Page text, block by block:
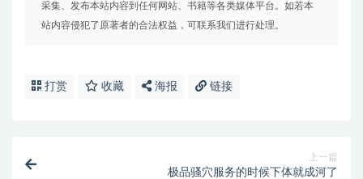
采集、发布本站内容到任何网站、书籍等各类媒体平台。如若本
站内容侵犯了原著者的合法权益，可联系我们进行处理。
打赏 收藏 海报 链接
上一篇
极品骚穴服务的时候下体就成河了